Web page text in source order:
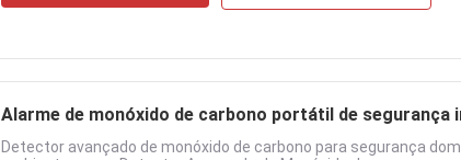
Alarme de monóxido de carbono portátil de segurança
Detector avançado de monóxido de carbono para segurança